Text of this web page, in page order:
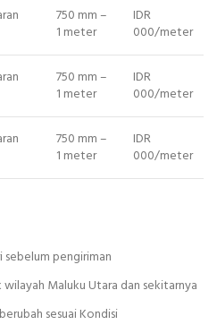
750 mm –
1 meter
IDR
000/meter
750 mm –
1 meter
IDR
000/meter
750 mm –
1 meter
IDR
000/meter
sebelum pengiriman
Maluku Utara dan sekitarnya
sesuai Kondisi